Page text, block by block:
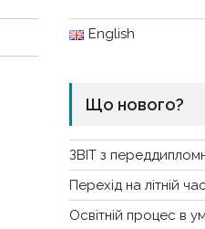
English
Що нового?
ЗВІТ з
Перехід на літній час
Освітній процес в